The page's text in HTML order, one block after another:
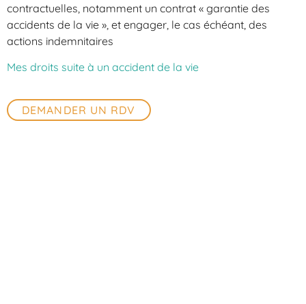
contractuelles, notamment un contrat « garantie des
accidents de la vie », et engager, le cas échéant, des
actions indemnitaires
Mes droits suite à un accident de la vie
DEMANDER UN RDV